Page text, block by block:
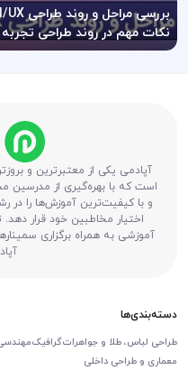
نکات مهم در روند طراحی تجربه
(UX) و رابط کاربری (UI)
آپادمی یکی از معتبرترین و
است که با بهره‌گیری از
و با کیفیت‌ترین آموزش‌ها را در
اختیار مخاطبین خود قرار
آموزشی به همراه برگزاری
دسته‌بندی‌ها
طراحی لباس، طلا و جواهراتگرافیک
معماری و طراحی داخلی